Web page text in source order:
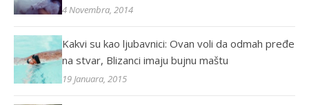
4 Novembra, 2014
Kakvi su kao ljubavnici: Ovan voli da odmah pređe
na stvar, Blizanci imaju bujnu maštu
19 Januara, 2015